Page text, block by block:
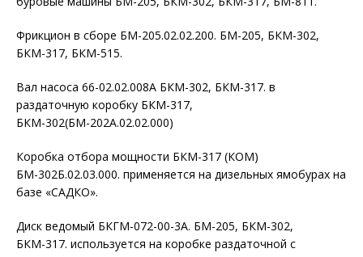
Фрикцион в сборе БМ-205.02.02.200. БМ-205, БКМ-302,
БКМ-317, БКМ-515.
Вал насоса 66-02.02.008А БКМ-302, БКМ-317. в
раздаточную коробку БКМ-317,
БКМ-302(БМ-202А.02.02.000)
Коробка отбора мощности БКМ-317 (КОМ)
БМ-302Б.02.03.000. применяется на дизельных ямобурах на
базе «САДКО».
Диск ведомый БКГМ-072-00-3А. БМ-205, БКМ-302,
БКМ-317. используется на коробке раздаточной с